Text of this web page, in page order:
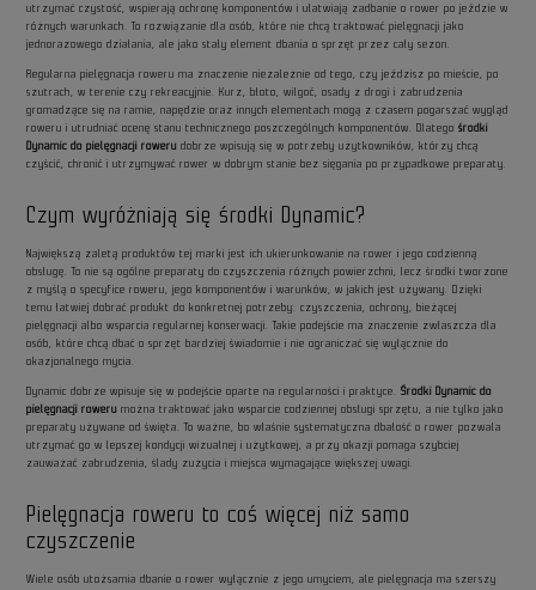
utrzymać czystość, wspierają ochronę komponentów i ułatwiają zadbanie o rower po jeździe w
różnych warunkach. To rozwiązanie dla osób, które nie chcą traktować pielęgnacji jako
jednorazowego działania, ale jako stały element dbania o sprzęt przez cały sezon.
Regularna pielęgnacja roweru ma znaczenie niezależnie od tego, czy jeździsz po mieście, po
szutrach, w terenie czy rekreacyjnie. Kurz, błoto, wilgoć, osady z drogi i zabrudzenia
gromadzące się na ramie, napędzie oraz innych elementach mogą z czasem pogarszać wygląd
roweru i utrudniać ocenę stanu technicznego poszczególnych komponentów. Dlategośrodki
Dynamic do pielęgnacji roweru dobrze wpisują się w potrzeby użytkowników, którzy chcą
czyścić, chronić i utrzymywać rower w dobrym stanie bez sięgania po przypadkowe preparaty.
Czym wyróżniają się środki Dynamic?
Największą zaletą produktów tej marki jest ich ukierunkowanie na rower i jego codzienną
obsługę. To nie są ogólne preparaty do czyszczenia różnych powierzchni, lecz środki tworzone
z myślą o specyfice roweru, jego komponentów i warunków, w jakich jest używany. Dzięki
temu łatwiej dobrać produkt do konkretnej potrzeby: czyszczenia, ochrony, bieżącej
pielęgnacji albo wsparcia regularnej konserwacji. Takie podejście ma znaczenie zwłaszcza dla
osób, które chcą dbać o sprzęt bardziej świadomie i nie ograniczać się wyłącznie do
okazjonalnego mycia.
Dynamic dobrze wpisuje się w podejście oparte na regularności i praktyce.Środki Dynamic do
pielęgnacji roweru można traktować jako wsparcie codziennej obsługi sprzętu, a nie tylko jako
preparaty używane od święta. To ważne, bo właśnie systematyczna dbałość o rower pozwala
utrzymać go w lepszej kondycji wizualnej i użytkowej, a przy okazji pomaga szybciej
zauważać zabrudzenia, ślady zużycia i miejsca wymagające większej uwagi.
Pielęgnacja roweru to coś więcej niż samo
czyszczenie
Wiele osób utożsamia dbanie o rower wyłącznie z jego umyciem, ale pielęgnacja ma szerszy